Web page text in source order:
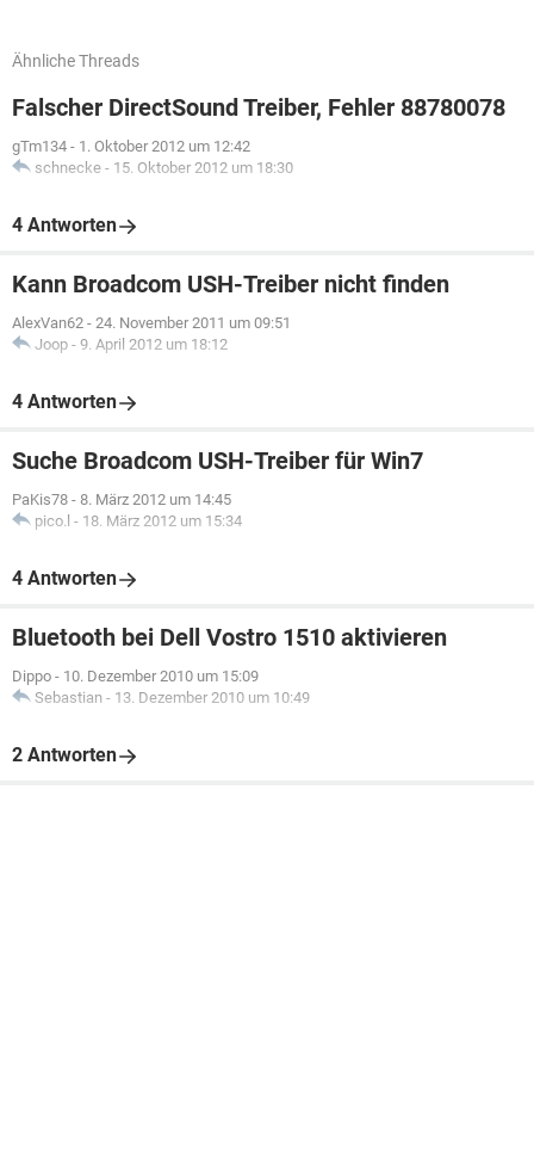
Ähnliche Threads
Falscher DirectSound Treiber, Fehler 88780078
gTm134 - 1. Oktober 2012 um 12:42
schnecke - 15. Oktober 2012 um 18:30
4 Antworten
Kann Broadcom USH-Treiber nicht finden
AlexVan62 - 24. November 2011 um 09:51
Joop - 9. April 2012 um 18:12
4 Antworten
Suche Broadcom USH-Treiber für Win7
PaKis78 - 8. März 2012 um 14:45
pico.l - 18. März 2012 um 15:34
4 Antworten
Bluetooth bei Dell Vostro 1510 aktivieren
Dippo - 10. Dezember 2010 um 15:09
Sebastian - 13. Dezember 2010 um 10:49
2 Antworten